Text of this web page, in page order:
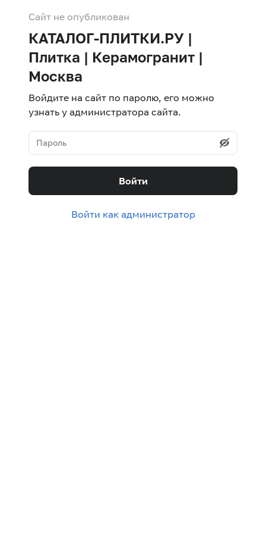
Сайт не опубликован
КАТАЛОГ-ПЛИТКИ.РУ |
Плитка | Керамогранит |
Москва
Войдите на сайт по паролю, его можно
узнать у администратора сайта.
Войти
Войти как администратор